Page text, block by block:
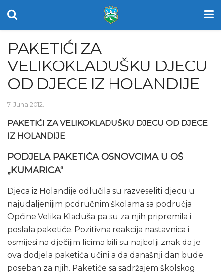
PAKETIĆI ZA
VELIKOKLADUŠKU DJECU
OD DJECE IZ HOLANDIJE
7. Juna 2012.
PAKETIĆI ZA VELIKOKLADUŠKU DJECU OD DJECE
IZ HOLANDIJE
PODJELA PAKETIĆA OSNOVCIMA U OŠ
„KUMARICA“
Djeca iz Holandije odlučila su razveseliti djecu u
najudaljenijim područnim školama sa područja
Općine Velika Kladuša pa su za njih pripremila i
poslala paketiće. Pozitivna reakcija nastavnica i
osmijesi na dječijim licima bili su najbolji znak da je
ova dodjela paketića učinila da današnji dan bude
poseban za njih. Paketiće sa sadržajem školskog